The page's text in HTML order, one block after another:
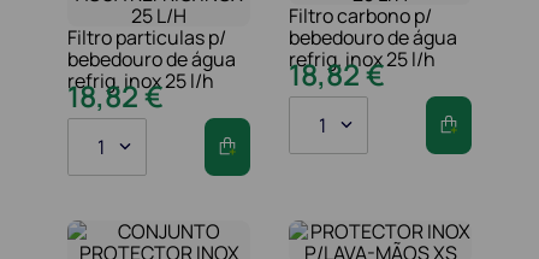
Filtro particulas p/
bebedouro de água
refrig. inox 25 l/h
18,82€
1
Filtro carbono p/
bebedouro de água
refrig. inox 25 l/h
18,82€
1